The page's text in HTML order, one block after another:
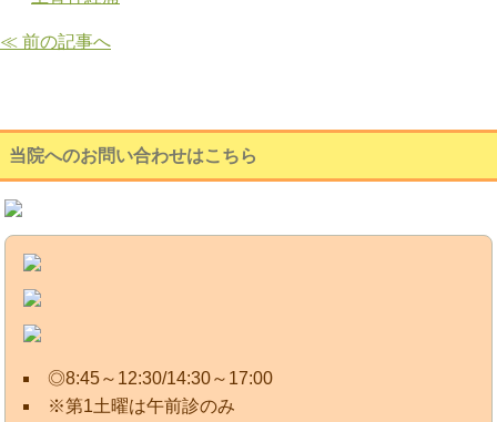
≪ 前の記事へ
当院へのお問い合わせはこちら
◎8:45～12:30/14:30～17:00
※第1土曜は午前診のみ